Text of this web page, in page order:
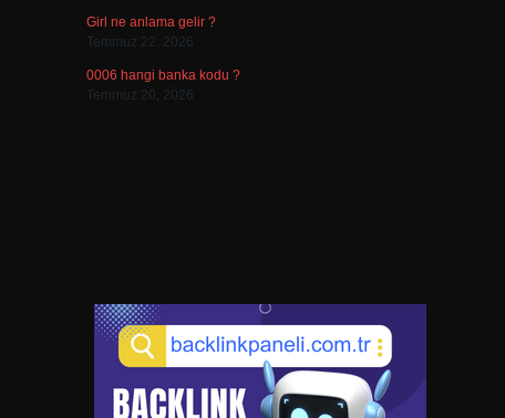
Girl ne anlama gelir ?
Temmuz 22, 2026
0006 hangi banka kodu ?
Temmuz 20, 2026